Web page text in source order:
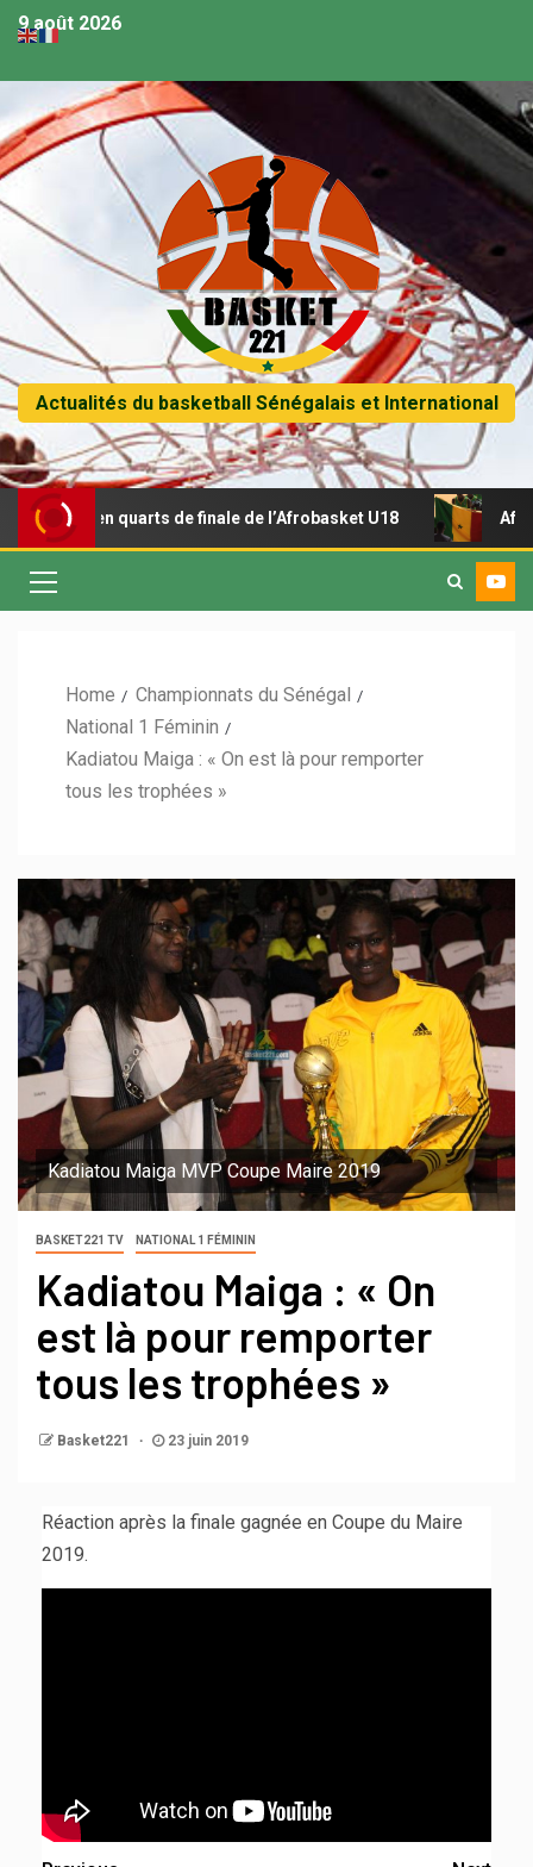
9 août 2026
Actualités du basketball Sénégalais et International
en quarts de finale de l’Afrobasket U18 Afrobasket
Home
Championnats du Sénégal
National 1 Féminin
Kadiatou Maiga : « On est là pour remporter
tous les trophées »
Kadiatou Maiga MVP Coupe Maire 2019
BASKET221 TV NATIONAL 1 FÉMININ
Kadiatou Maiga : « On
est là pour remporter
tous les trophées »
Basket221 23 juin 2019
Réaction après la finale gagnée en Coupe du Maire
2019.